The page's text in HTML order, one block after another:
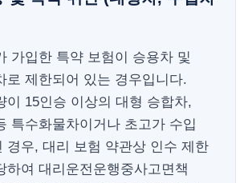
가입한 특약 보험이 승용차 및
로 제한되어 있는 경우입니다.
이 15인승 이상의 대형 승합차,
특수화물차이거나 초고가 수입
경우, 대리 보험 약관상 인수 제한
하여 대리운전운행중사고면책